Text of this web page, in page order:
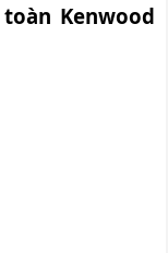
Kenwood